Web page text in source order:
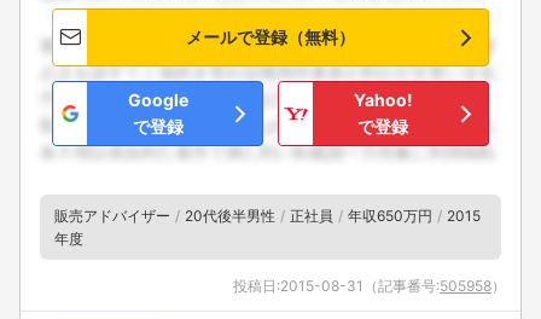
メールで登録（無料）
Google
で登録
Yahoo!
で登録
販売アドバイザー 20代後半男性 正社員 年収650万円
2015
年度
投稿日:2015-08-31 （記事番号:505958）